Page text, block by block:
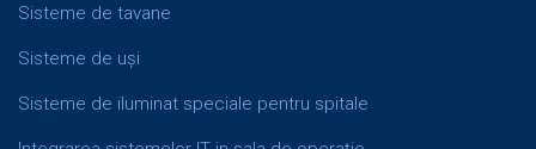
Sisteme de tavane
Sisteme de uși
Sisteme de iluminat speciale pentru spitale